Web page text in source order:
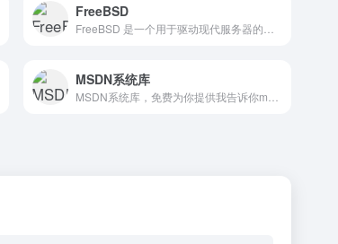
FreeBSD
MSDN系统库